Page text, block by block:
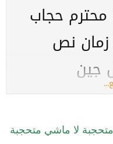
محترم حجاب
نص
جين
حجاب شرعي
متحجبة لا ماشي متحجبة